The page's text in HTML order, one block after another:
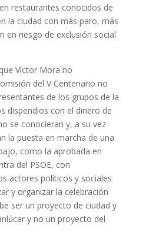
restaurantes conocidos de
la ciudad con más paro, más
en riesgo de exclusión social
Víctor Mora no
del V Centenario no
de los grupos de la
dispendios con el dinero de
se conocieran y, a su vez
la puesta en marcha de una
como la aprobada en
del PSOE, con
actores políticos y sociales
y organizar la celebración
ser un proyecto de ciudad y
y no un proyecto del